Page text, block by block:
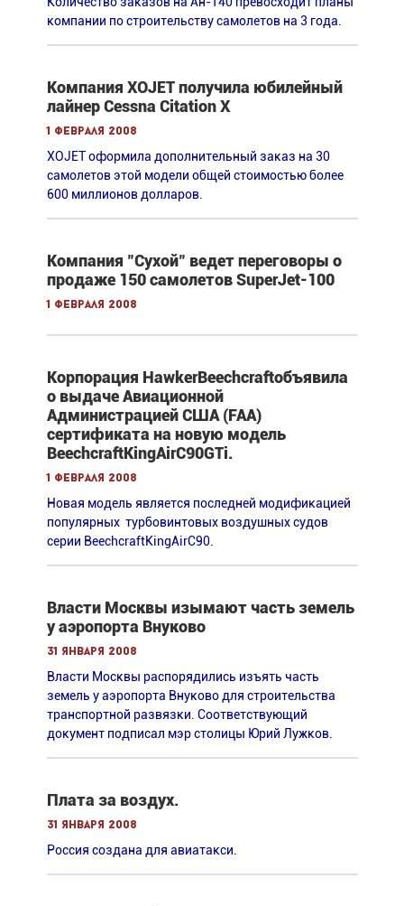
компании по строительству самолетов на 3 года.
Компания XOJET получила юбилейный
лайнер Cessna Citation X
1 февраля 2008
XOJET оформила дополнительный заказ на 30
самолетов этой модели общей стоимостью более
600 миллионов долларов.
Компания "Сухой" ведет переговоры о
продаже 150 самолетов SuperJet-100
1 февраля 2008
Корпорация HawkerBeechcraftобъявила
о выдаче Авиационной
Администрацией США (FAA)
сертификата на новую модель
BeechcraftKingAirC90GTi.
1 февраля 2008
Новая модель является последней модификацией
популярных турбовинтовых воздушных судов
серии BeechcraftKingAirC90.
Власти Москвы изымают часть земель
у аэропорта Внуково
31 января 2008
Власти Москвы распорядились изъять часть
земель у аэропорта Внуково для строительства
транспортной развязки. Cоответствующий
документ подписал мэр столицы Юрий Лужков.
Плата за воздух.
31 января 2008
Россия создана для авиатакси.